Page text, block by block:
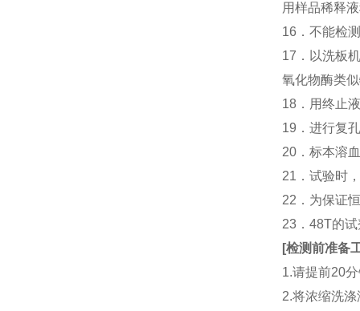
用样品稀释
16．不能检
17．以洗板
氧化物酶类
18．用终止
19．进行复
20．标本溶
21．试验时
22．为保证
23．48T的
[检测前准备
1.请提前20
2.将浓缩洗